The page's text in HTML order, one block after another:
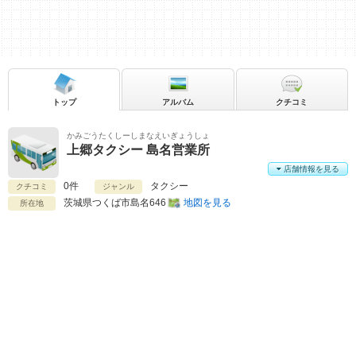
かみごうたくしーしまなえいぎょうしょ
上郷タクシー 島名営業所
クチコミ 0件 ジャンル タクシー
所在地 茨城県つくば市島名646 地図を見る
店舗情報を見る
トップ アルバム クチコミ